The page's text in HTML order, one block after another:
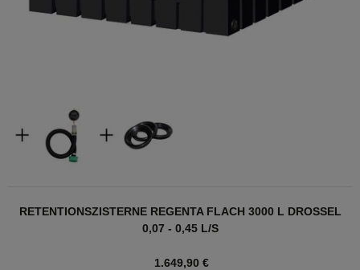
RETENTIONSZISTERNE REGENTA FLACH 3000 L DROSSEL
0,07 - 0,45 L/S
1.649,90 €